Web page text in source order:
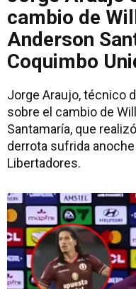
cambio de
Anderson
Coquimbo
Jorge Araujo, técnico
sobre el cambio de
Santamaría, que
derrota sufrida anoche
Libertadores.